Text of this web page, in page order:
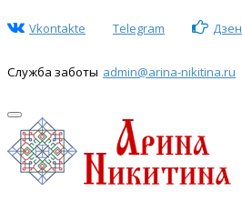
Vkontakte Telegram Дзен
Служба заботы admin@arina-nikitina.ru